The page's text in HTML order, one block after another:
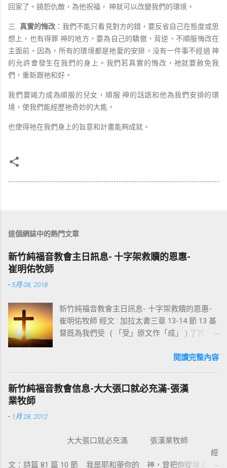
回家了。饒恕仇敵，為他祝福， 神就可以改變我們的環境。
三.真實的悔改 ：我們不能只看見對方的錯，要反省自己在態度或思
想上，也有得罪 神的地方，要為自己的驕傲、背逆、不順服悔改在
主面前。因為，所有的環境都是祂愛的安排，没有一件事不經過 神
的允許會發生在我們的身上。我們若真實的悔改，祂就要赦免我
們，重新跟祂和好。
我們要竭力成為順服的兒女，順服 神的話語和他為我們安排的環
境，使我們能經歷祂奇妙的大能，
也使得祂在我們身上的旨意和計畫能夠成就。
這個網誌中的熱門文章
新竹純福音教會主日訊息- 十字架救贖的恩惠-
崔明佑牧師
- 5月 08, 2018
新竹純福音教會主日訊息- 十字架救贖的恩惠-
崔明佑牧師 經文 : 加拉太書三章 13-14 節 13 基
督既為我們受 ( 「受」原文作「成」 ) 了咒
著：「凡掛在木頭上都是被咒詛的。」 14 這
人，使我們因信得著所應許的聖靈。 基督教
信仰的核心是十字架，不管我們的知識理念如
穌基督並祂釘十字架，我不傳別的。今天我們
所需要的，就是耶穌基督並祂釘十字架。保羅
閱讀完整內容
新竹純福音教會信息-大大張口就必充滿-張漢
業牧師
- 1月 28, 2012
大大張口就必充滿 張漢業牧師
經
文：詩篇 81 篇 10 節 我是耶和華你的 神，曾把你從埃及地